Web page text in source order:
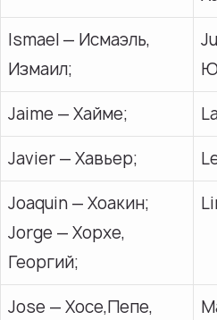
Ismael — Исмаэль,
Измаил;
Jaime — Хайме;
Javier — Хавьер;
Joaquin — Хоакин;
Jorge — Хорхе,
Георгий;
Jose — Хосе,Пепе,